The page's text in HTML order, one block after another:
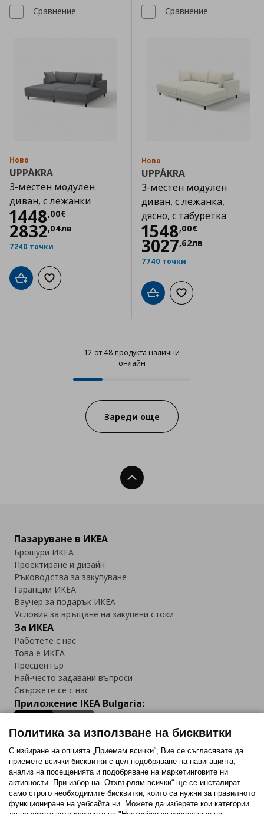
Сравнение
Ново
UPPÅKRA
3-местен модулен
диван, с лежанки
1448,00€
Цена1448,00 €
2832,04лв
7240 точки
Добави в кошницата
Добави към списъка с любими
Сравнение
Ново
UPPÅKRA
3-местен модулен
диван, с лежанка,
дясно, с табуретка
1548,00€
Цена1548,00 €
3027,62лв
7740 точки
Добави в кошницата
Добави към
12 от 48 продукта налични
онлайн
12 от 48 продукта налични
Progress:
Зареди още
Нагоре
Пазаруване в ИКЕА
Брошури ИКЕА
Проектиране и дизайн
Ръководства за закупуване
Гаранции ИКЕА
Ваучер за подарък ИКЕА
Условия за връщане на закупени стоки
За ИКЕА
Работете с нас
Това е ИКЕА
Пресцентър
Най-често задавани въпроси
Свържете се с нас
Приложение IKEA Bulgaria:
Последвайте ни:
FacebookTwitterYoutubePinterestInstagram
Политика за използване на бисквитки
С избиране на опцията „Приемам всички“, Вие се съгласявате да
приемете всички бисквитки с цел подобряване на навигацията,
анализ на посещенията и подобряване на маркетинговите ни
активности. При избор на „Отхвърлям всички“ ще се инсталират
само строго необходимитe бисквитки, които са нужни за правилното
функциониране на уебсайта ни. Можете да изберете кои категории